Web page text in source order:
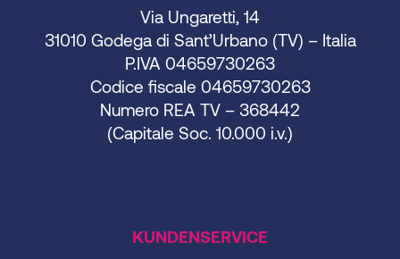
Via Ungaretti, 14
31010 Godega di Sant’Urbano (TV) – Italia
P.IVA 04659730263
Codice fiscale 04659730263
Numero REA TV – 368442
(Capitale Soc. 10.000 i.v.)
KUNDENSERVICE